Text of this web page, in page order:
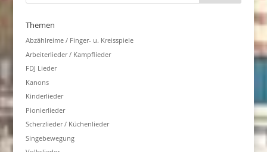
Themen
Abzählreime / Finger- u. Kreisspiele
Arbeiterlieder / Kampflieder
FDJ Lieder
Kanons
Kinderlieder
Pionierlieder
Scherzlieder / Küchenlieder
Singebewegung